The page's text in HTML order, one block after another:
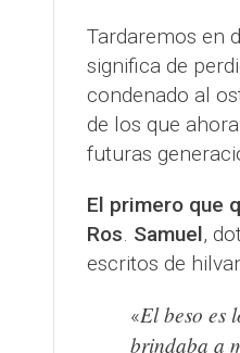
Tardaremos en
significa de
condenado al
de los que
futuras
El primero que
Ros. Samuel,
escritos de
«El beso es
brindaba a